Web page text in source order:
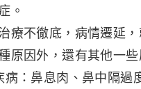
。
療不徹底，病情遷延
原因外，還有其他一些
病：鼻息肉、鼻中隔